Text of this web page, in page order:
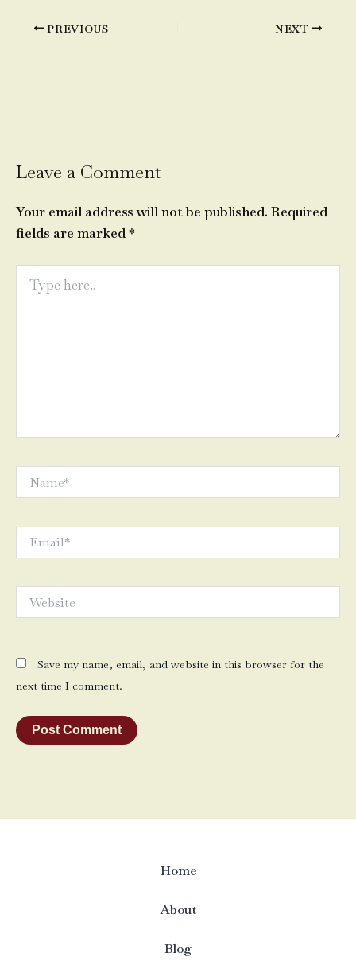
PREVIOUS NEXT
Leave a Comment
Your email address will not be published. Required
fields are marked*
here..
Save my name, email, and website in this browser for the
next time I comment.
Home
About
Blog